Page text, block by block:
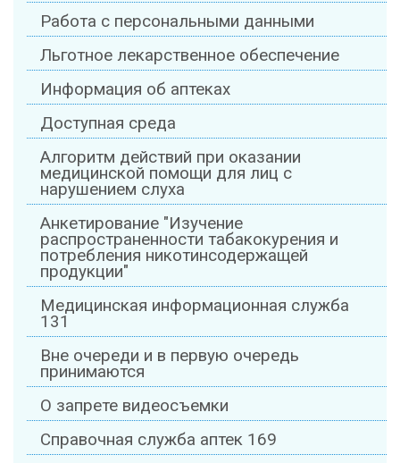
Работа с персональными данными
Льготное лекарственное обеспечение
Информация об аптеках
Доступная среда
Алгоритм действий при оказании
медицинской помощи для лиц с
нарушением слуха
Анкетирование "Изучение
распространенности табакокурения и
потребления никотинсодержащей
продукции"
Медицинская информационная служба
131
Вне очереди и в первую очередь
принимаются
О запрете видеосъемки
Справочная служба аптек 169